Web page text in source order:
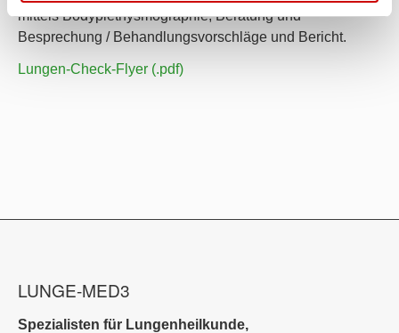
mittels Bodyplethysmographie, Beratung und
Besprechung / Behandlungsvorschläge und Bericht.
Lungen-Check-Flyer (.pdf)
LUNGE-MED3
Spezialisten für Lungenheilkunde,